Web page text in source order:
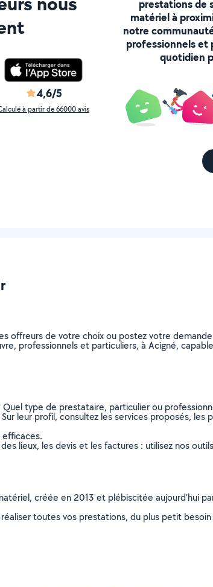
4,6/5
à partir de 66000 avis
prestations de
matériel à
notre
professionnels
quotidien
offreurs de votre choix ou postez votre
professionnels et particuliers, à Acigné,
type de prestataire, particulier ou
leur profil, consultez les services proposés,
efficaces.
lieux, les devis et les factures : utilisez nos
créée en 2013 et plébiscitée aujourd’hui
toutes vos prestations, du plus petit